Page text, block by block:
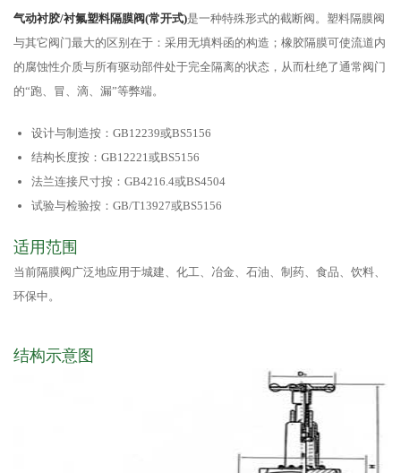
气动衬胶/衬氟塑料隔膜阀(常开式)是一种特殊形式的截断阀。塑料隔膜阀
与其它阀门最大的区别在于：采用无填料函的构造；橡胶隔膜可使流道内
的腐蚀性介质与所有驱动部件处于完全隔离的状态，从而杜绝了通常阀门
的“跑、冒、滴、漏”等弊端。
设计与制造按：GB12239或BS5156
结构长度按：GB12221或BS5156
法兰连接尺寸按：GB4216.4或BS4504
试验与检验按：GB/T13927或BS5156
适用范围
当前隔膜阀广泛地应用于城建、化工、冶金、石油、制药、食品、饮料、
环保中。
结构示意图